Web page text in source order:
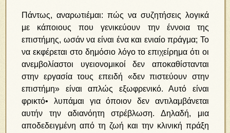
Πάντως, αναρωτιέμαι: πώς να συζητήσεις λογικά
με κάποιους που γενικεύουν την έννοια της
επιστήμης, ωσάν να είναι ένα και ενιαίο πράγμα; Το
να εκφέρεται στο δημόσιο λόγο το επιχείρημα ότι οι
ανεμβολίαστοι υγειονομικοί δεν αποκαθίστανται
στην εργασία τους επειδή «δεν πιστεύουν στην
επιστήμη» είναι απλώς εξωφρενικό. Αυτό είναι
φρικτό• λυπάμαι για όποιον δεν αντιλαμβάνεται
αυτήν την αδιανόητη στρέβλωση. Δηλαδή, μια
αποδεδειγμένη από τη ζωή και την κλινική πράξη